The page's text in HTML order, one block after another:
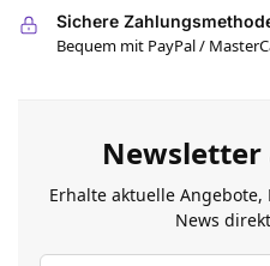
Sichere
Bequem mit PayPal /
Erhalte aktuelle
News